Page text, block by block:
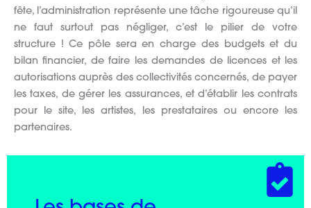
fête, l’administration représente une tâche rigoureuse qu’il
ne faut surtout pas négliger, c’est le pilier de votre
structure ! Ce pôle sera en charge des budgets et du
bilan financier, de faire les demandes de licences et les
autorisations auprès des collectivités concernés, de payer
les taxes, de gérer les assurances, et d’établir les contrats
pour le site, les artistes, les prestataires ou encore les
partenaires.